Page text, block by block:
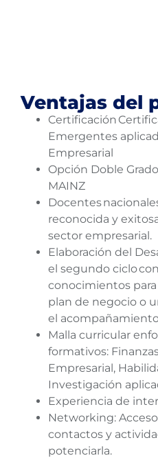
Ventajas del
Certificación
Emergentes
Empresarial
Opción Doble
MAINZ
Docentes
reconocida y
sector empresarial.
Elaboración del
el segundo ciclo
conocimientos
plan de negocio o
el
Malla curricular
formativos:
Empresarial,
Investigación
Experiencia de
Networking:
contactos y
potenciarla.